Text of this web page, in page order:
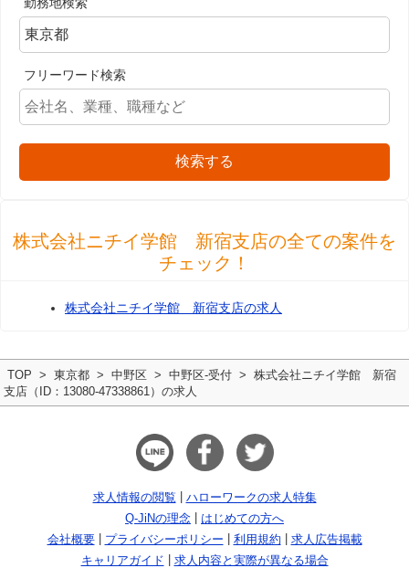
フリーワード検索
検索する
株式会社ニチイ学館 新宿支店の全ての案件を
チェック！
株式会社ニチイ学館 新宿支店の求人
TOP 東京都 中野区 中野区-受付
株式会社ニチイ学館 新宿
支店（ID：13080-47338861）の求人
求人情報の閲覧
ハローワークの求人特集
Q-JiNの理念
はじめての方へ
会社概要
プライバシーポリシー 利用規約
求人広告掲載
キャリアガイド
求人内容と実際が異なる場合